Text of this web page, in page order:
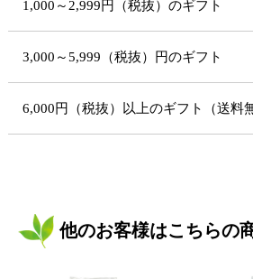
1,000～2,999円（税抜）のギフト
3,000～5,999（税抜）円のギフト
6,000円（税抜）以上のギフト（送料
他のお客様はこちらの